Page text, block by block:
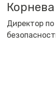
Директор